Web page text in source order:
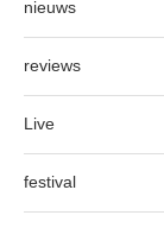
nieuws
reviews
Live
festival